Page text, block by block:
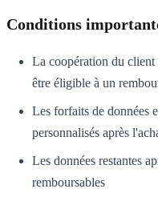
Conditions
La coopération du client
être éligible à un
Les forfaits de données
personnalisés après
Les données restantes
remboursables